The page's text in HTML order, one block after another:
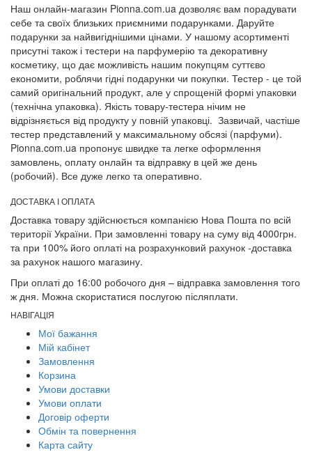
Наш онлайн-магазин Pionna.com.ua дозволяє вам порадувати
себе та своїх близьких приємними подарунками. Даруйте
подарунки за найвигіднішими цінами. У нашому асортименті
присутні також і тестери на парфумерію та декоративну
косметику, що дає можливість нашим покупцям суттєво
економити, роблячи гідні подарунки чи покупки. Тестер - це той
самий оригінальний продукт, але у спрощеній формі упаковки
(технічна упаковка). Якість товару-тестера нічим не
відрізняється від продукту у повній упаковці. Зазвичай, частіше
тестер представлений у максимальному обсязі (парфуми).
Pionna.com.ua пропонує швидке та легке оформлення
замовлень, оплату онлайн та відправку в цей же день
(робочий). Все дуже легко та оперативно.
ДОСТАВКА І ОПЛАТА
Доставка товару здійснюється компанією Нова Пошта по всій
території України. При замовленні товару на суму від 4000грн.
та при 100% його оплаті на розрахунковий рахунок -доставка
за рахунок нашого магазину.
При оплаті до 16:00 робочого дня – відправка замовлення того
ж дня. Можна скористатися послугою післяплати.
НАВІГАЦІЯ
Мої бажання
Мій кабінет
Замовлення
Корзина
Умови доставки
Умови оплати
Договір оферти
Обмін та повернення
Карта сайту